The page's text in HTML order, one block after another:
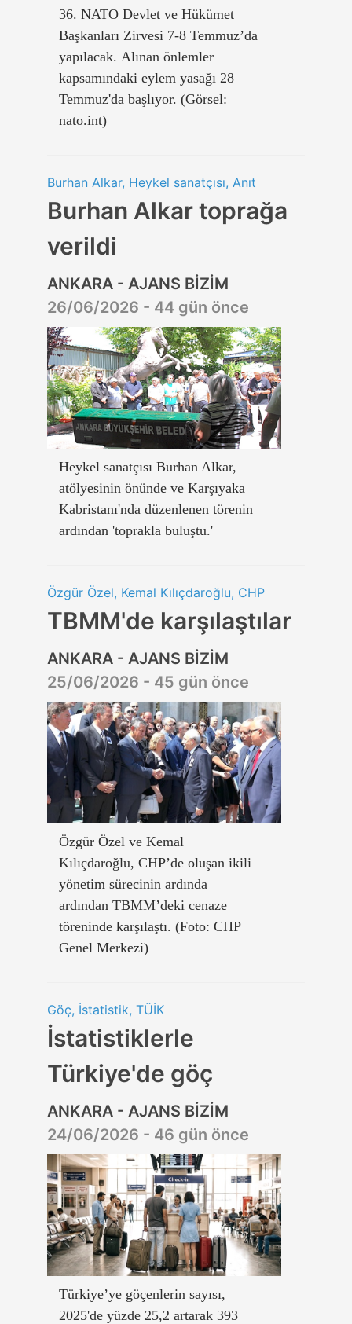
36. NATO Devlet ve Hükümet
Başkanları Zirvesi 7-8 Temmuz’da
yapılacak. Alınan önlemler
kapsamındaki eylem yasağı 28
Temmuz'da başlıyor. (Görsel:
nato.int)
Burhan Alkar, Heykel sanatçısı, Anıt
Burhan Alkar toprağa
verildi
ANKARA - AJANS BİZİM
26/06/2026 - 44 gün önce
Heykel sanatçısı Burhan Alkar,
atölyesinin önünde ve Karşıyaka
Kabristanı'nda düzenlenen törenin
ardından 'toprakla buluştu.'
Özgür Özel, Kemal Kılıçdaroğlu, CHP
TBMM'de karşılaştılar
ANKARA - AJANS BİZİM
25/06/2026 - 45 gün önce
Özgür Özel ve Kemal
Kılıçdaroğlu, CHP’de oluşan ikili
yönetim sürecinin ardında
ardından TBMM’deki cenaze
töreninde karşılaştı. (Foto: CHP
Genel Merkezi)
Göç, İstatistik, TÜİK
İstatistiklerle
Türkiye'de göç
ANKARA - AJANS BİZİM
24/06/2026 - 46 gün önce
Türkiye’ye göçenlerin sayısı,
2025'de yüzde 25,2 artarak 393